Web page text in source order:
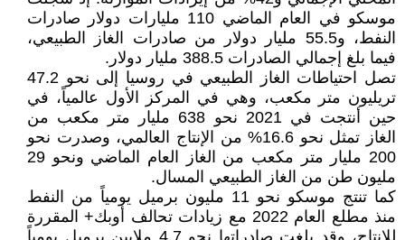
موسكو في العام الماضي 110 مليارات دولار صادرات
النفط، و55.5 مليار دولار من صادرات الغاز الطبيعي،
فيما بلغ إجمالي الصادرات 388.5 مليار دولار.
تصل احتياطات الغاز الطبيعي في روسيا إلى نحو 47.2
تريليون متر مكعب، وهي في المركز الأول عالمياً، في
حين أنتجت في 2021 نحو 638 مليار متر مكعب من
الغاز تمثل نحو 16.6% من الإنتاج العالمي، وصدرت نحو
200 مليار متر مكعب من الغاز العام الماضي ونحو 29
مليون طن من الغاز الطبيعي المسال.
كما تنتج موسكو نحو 11 مليون برميل يومياً من النفط
منذ مطلع العام 2022 مع زيادات تحالف أوبك+ المقررة